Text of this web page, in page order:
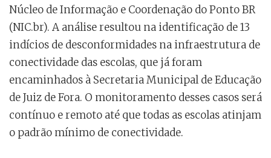
Núcleo de Informação e Coordenação do Ponto BR
(NIC.br). A análise resultou na identificação de 13
indícios de desconformidades na infraestrutura de
conectividade das escolas, que já foram
encaminhados à Secretaria Municipal de Educação
de Juiz de Fora. O monitoramento desses casos será
contínuo e remoto até que todas as escolas atinjam
o padrão mínimo de conectividade.